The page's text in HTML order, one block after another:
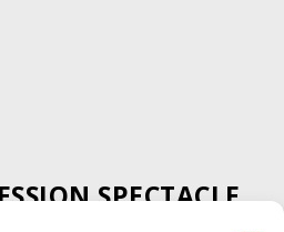
SPECTACLE